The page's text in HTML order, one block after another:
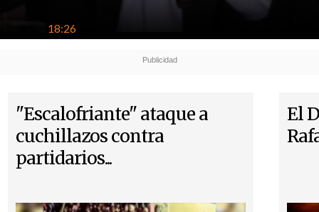
18:26
"Escalofriante" ataque a
cuchillazos contra
partidarios...
El